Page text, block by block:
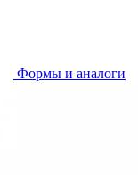
Формы и аналоги